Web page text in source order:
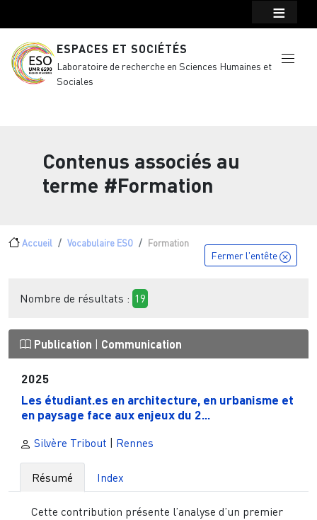
ESPACES ET SOCIÉTÉS
Laboratoire de recherche en Sciences Humaines et
Sociales
Contenus associés au
terme #Formation
Fil d'Ariane
Accueil Vocabulaire ESO Formation
Fermer l'entête
Nombre de résultats : 19
Publication Communication
2025
Les étudiant.es en architecture, en urbanisme et
en paysage face aux enjeux du 2...
Silvère Tribout | Rennes
Résumé Index
Cette contribution présente l’analyse d’un premier